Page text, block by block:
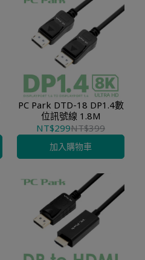
PC Park DTD-18 DP1.4數
位訊號線 1.8M
NT$299NT$399
加入購物車